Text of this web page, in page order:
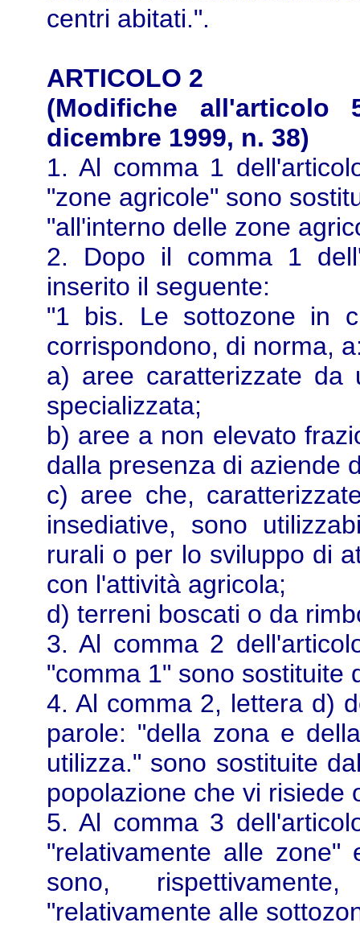
centri abitati.".
ARTICOLO 2
(Modifiche all'articolo
dicembre 1999, n. 38)
1. Al comma 1
"zone agricole" sono
"all'interno delle zone
2. Dopo il comma 1
inserito il seguente:
"1 bis. Le sottozone in
corrispondono, di norma,
a) aree caratterizzate da
specializzata;
b) aree a non elevato
dalla presenza di aziende
c) aree che,
insediative, sono
rurali o per lo sviluppo di
con l'attività agricola;
d) terreni boscati o da
3. Al comma 2
"comma 1" sono sostituite
4. Al comma 2, lettera d)
parole: "della zona e
utilizza." sono sostituite
popolazione che vi risiede
5. Al comma 3
"relativamente alle
sono,
"relativamente alle